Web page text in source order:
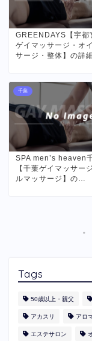
GREENDAYS【宇都
ゲイマッサージ・オ
サージ・整体】の詳
千葉
SPA men’s heaven
【千葉ゲイマッサー
ルマッサージ】の…
Tags
50歳以上・親父
アカスリ アロ
エステサロン